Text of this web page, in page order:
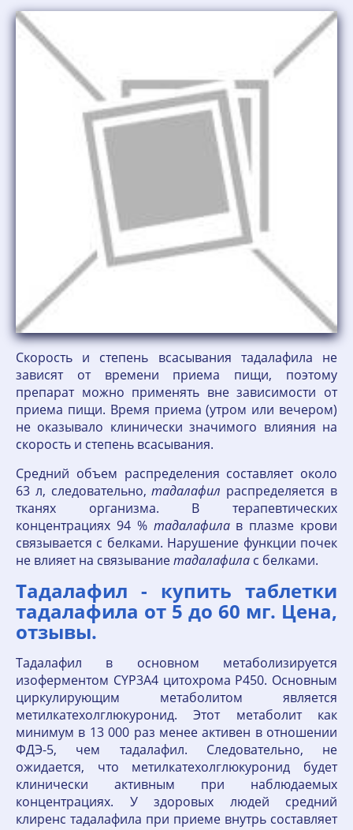
Скорость и степень всасывания тадалафила не
зависят от времени приема пищи, поэтому
препарат можно применять вне зависимости от
приема пищи. Время приема (утром или вечером)
не оказывало клинически значимого влияния на
скорость и степень всасывания.
Средний объем распределения составляет около
63 л, следовательно,тадалафил распределяется в
тканях организма. В терапевтических
концентрациях 94 % тадалафилав плазме крови
связывается с белками. Нарушение функции почек
не влияет на связываниетадалафила с белками.
Тадалафил - купить таблетки
тадалафила от 5 до 60 мг. Цена,
отзывы.
Тадалафил в основном метаболизируется
изоферментом СYР3А4 цитохрома Р450. Основным
циркулирующим метаболитом является
метилкатехолглюкуронид. Этот метаболит как
минимум в 13 000 раз менее активен в отношении
ФДЭ-5, чем тадалафил. Следовательно, не
ожидается, что метилкатехолглюкуронид будет
клинически активным при наблюдаемых
концентрациях. У здоровых людей средний
клиренс тадалафила при приеме внутрь составляет